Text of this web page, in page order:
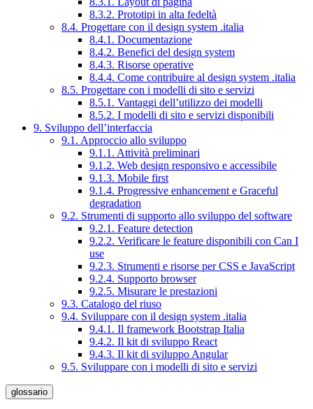
8.3.2. Prototipi in alta fedeltà
8.4. Progettare con il design system .italia
8.4.1. Documentazione
8.4.2. Benefici del design system
8.4.3. Risorse operative
8.4.4. Come contribuire al design system .italia
8.5. Progettare con i modelli di sito e servizi
8.5.1. Vantaggi dell’utilizzo dei modelli
8.5.2. I modelli di sito e servizi disponibili
9. Sviluppo dell’interfaccia
9.1. Approccio allo sviluppo
9.1.1. Attività preliminari
9.1.2. Web design responsivo e accessibile
9.1.3. Mobile first
9.1.4. Progressive enhancement e Graceful
degradation
9.2. Strumenti di supporto allo sviluppo del software
9.2.1. Feature detection
9.2.2. Verificare le feature disponibili con Can I
use
9.2.3. Strumenti e risorse per CSS e JavaScript
9.2.4. Supporto browser
9.2.5. Misurare le prestazioni
9.3. Catalogo del riuso
9.4. Sviluppare con il design system .italia
9.4.1. Il framework Bootstrap Italia
9.4.2. Il kit di sviluppo React
9.4.3. Il kit di sviluppo Angular
9.5. Sviluppare con i modelli di sito e servizi
glossario